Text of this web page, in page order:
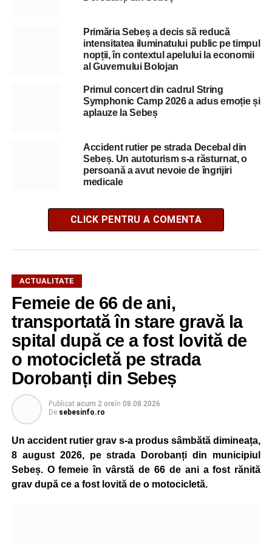
Primăria Sebeș a decis să reducă
intensitatea iluminatului public pe timpul
nopții, în contextul apelului la economii
al Guvernului Bolojan
Primul concert din cadrul String
Symphonic Camp 2026 a adus emoție și
aplauze la Sebeș
Accident rutier pe strada Decebal din
Sebeș. Un autoturism s-a răsturnat, o
persoană a avut nevoie de îngrijiri
medicale
CLICK PENTRU A COMENTA
ACTUALITATE
Femeie de 66 de ani,
transportată în stare gravă la
spital după ce a fost lovită de
o motocicletă pe strada
Dorobanți din Sebeș
Publicat acum 2 oreîn 08.08.2026
De sebesinfo.ro
Un accident rutier grav s-a produs sâmbătă dimineața,
8 august 2026, pe strada Dorobanți din municipiul
Sebeș. O femeie în vârstă de 66 de ani a fost rănită
grav după ce a fost lovită de o motocicletă.